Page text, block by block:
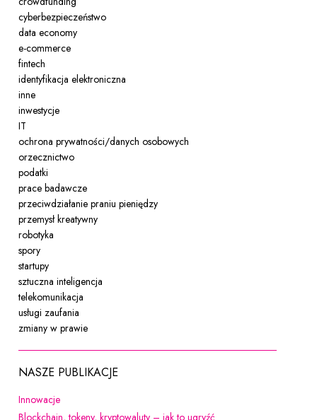
cyberbezpieczeństwo
data economy
e-commerce
fintech
identyfikacja elektroniczna
inne
inwestycje
IT
ochrona prywatności/danych osobowych
orzecznictwo
podatki
prace badawcze
przeciwdziałanie praniu pieniędzy
przemysł kreatywny
robotyka
spory
startupy
sztuczna inteligencja
telekomunikacja
usługi zaufania
zmiany w prawie
NASZE PUBLIKACJE
InnowacjeUwaga, link zostanie otwarty w nowym oknie
Blockchain, tokeny, kryptowaluty – jak to ugryźć